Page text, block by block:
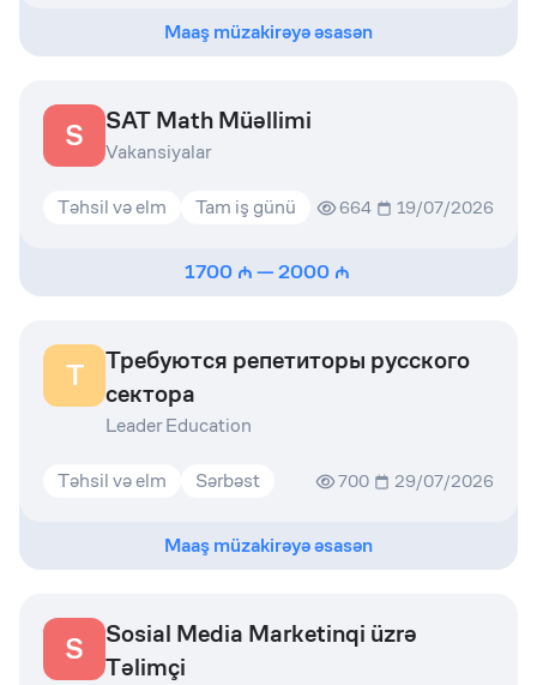
Maaş müzakirəyə əsasən
S SAT Math Müəllimi
Vakansiyalar
Təhsil və elm Tam iş günü 664 19/07/2026
1700 —2000
Т
Требуются репетиторы русского
сектора
Leader Education
Təhsil və elm Sərbəst 700 29/07/2026
Maaş müzakirəyə əsasən
S
Sosial Media Marketinqi üzrə
Təlimçi